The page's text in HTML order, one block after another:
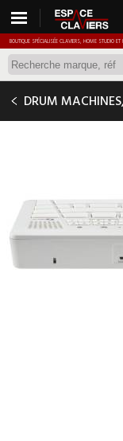
BOUTIQUE SPÉCIALISÉE CLAVIERS, HOME STUDIO
DRUM
YAMAHA